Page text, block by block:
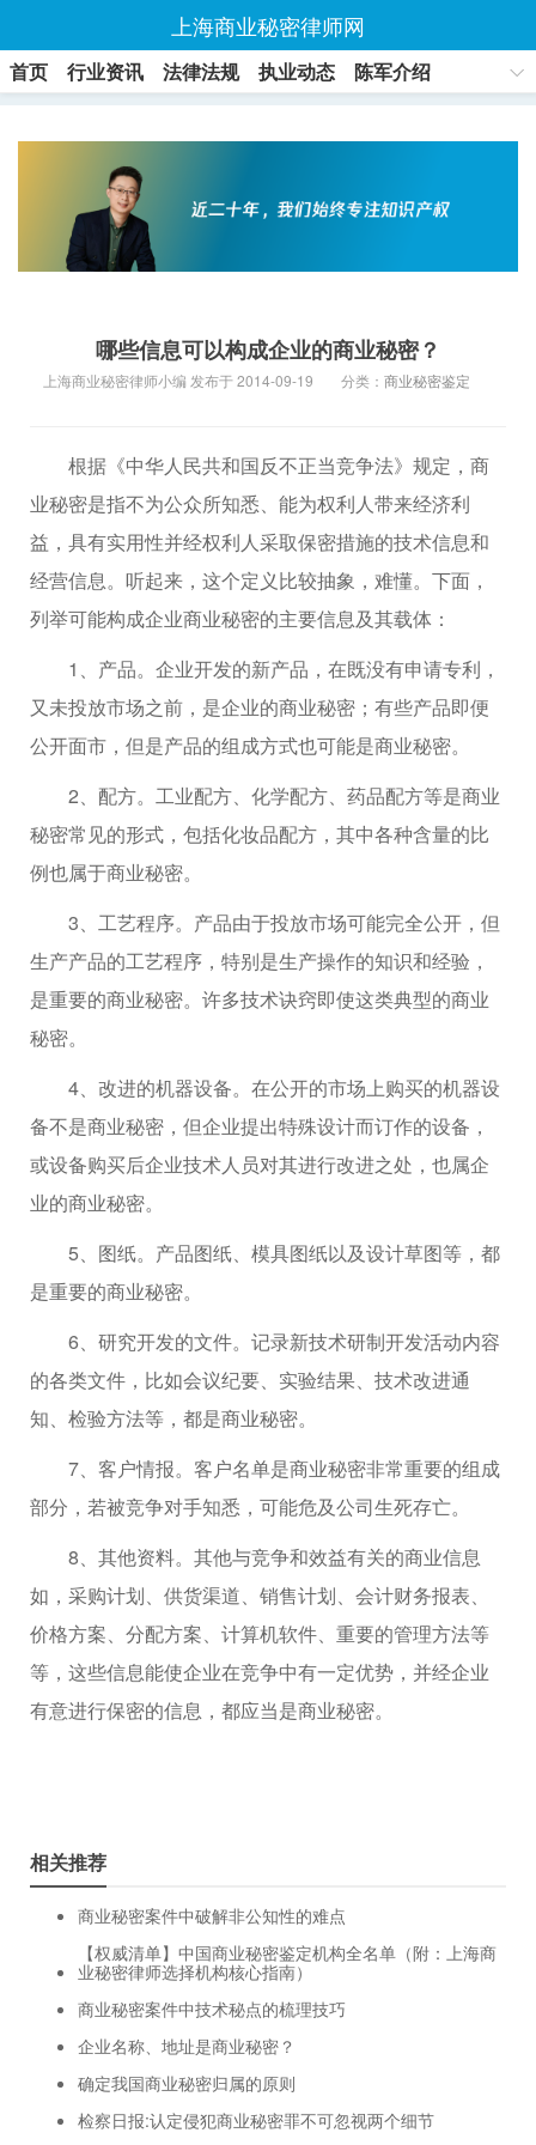
上海商业秘密律师网
首页 行业资讯 法律法规 执业动态
陈军介绍
哪些信息可以构成企业的商业秘密？
上海商业秘密律师小编 发布于 2014-09-19 分类： 商业秘密鉴定
根据《中华人民共和国反不正当竞争法》规定，商
业秘密是指不为公众所知悉、能为权利人带来经济利
益，具有实用性并经权利人采取保密措施的技术信息和
经营信息。听起来，这个定义比较抽象，难懂。下面，
列举可能构成企业商业秘密的主要信息及其载体：
1、产品。企业开发的新产品，在既没有申请专利，
又未投放市场之前，是企业的商业秘密；有些产品即便
公开面市，但是产品的组成方式也可能是商业秘密。
2、配方。工业配方、化学配方、药品配方等是商业
秘密常见的形式，包括化妆品配方，其中各种含量的比
例也属于商业秘密。
3、工艺程序。产品由于投放市场可能完全公开，但
生产产品的工艺程序，特别是生产操作的知识和经验，
是重要的商业秘密。许多技术诀窍即使这类典型的商业
秘密。
4、改进的机器设备。在公开的市场上购买的机器设
备不是商业秘密，但企业提出特殊设计而订作的设备，
或设备购买后企业技术人员对其进行改进之处，也属企
业的商业秘密。
5、图纸。产品图纸、模具图纸以及设计草图等，都
是重要的商业秘密。
6、研究开发的文件。记录新技术研制开发活动内容
的各类文件，比如会议纪要、实验结果、技术改进通
知、检验方法等，都是商业秘密。
7、客户情报。客户名单是商业秘密非常重要的组成
部分，若被竞争对手知悉，可能危及公司生死存亡。
8、其他资料。其他与竞争和效益有关的商业信息
如，采购计划、供货渠道、销售计划、会计财务报表、
价格方案、分配方案、计算机软件、重要的管理方法等
等，这些信息能使企业在竞争中有一定优势，并经企业
有意进行保密的信息，都应当是商业秘密。
相关推荐
商业秘密案件中破解非公知性的难点
【权威清单】中国商业秘密鉴定机构全名单（附：上海商
业秘密律师选择机构核心指南）
商业秘密案件中技术秘点的梳理技巧
企业名称、地址是商业秘密？
确定我国商业秘密归属的原则
检察日报:认定侵犯商业秘密罪不可忽视两个细节